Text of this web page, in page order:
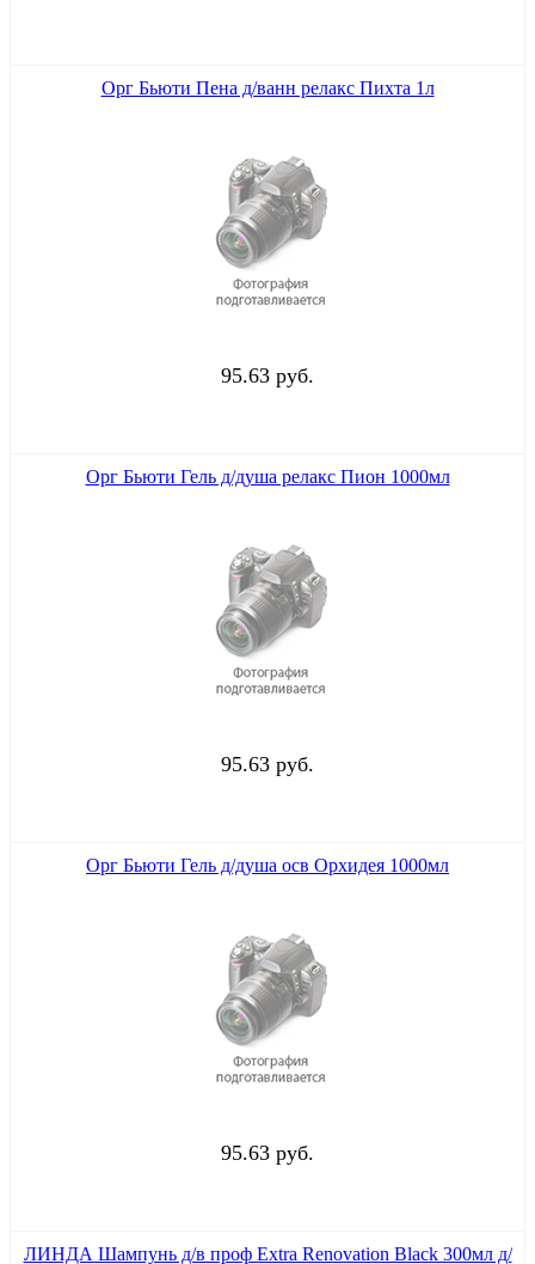
Орг Бьюти Пена д/ванн релакс Пихта 1л
95.63 руб.
Орг Бьюти Гель д/душа релакс Пион 1000мл
95.63 руб.
Орг Бьюти Гель д/душа осв Орхидея 1000мл
95.63 руб.
ЛИНДА Шампунь д/в проф Extra Renovation Black 300мл д/